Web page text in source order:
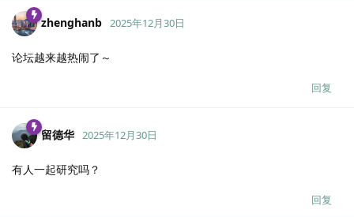
zhenghanb 2025年12月30日
论坛越来越热闹了～
回复
留德华 2025年12月30日
有人一起研究吗？
回复